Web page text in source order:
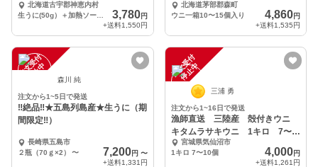
北海道古宇郡神恵内村
3,780円
+送料1,550円
北海道茅部郡森町
ウニ一箱10〜15個入り
4,860円
+送料1,535円
注
文
受
付
停
止
中 森川 純
注文から1~5日で発送
‼絶品‼★五島列島産★生うに（期
間限定‼）
長崎県五島市
２瓶（70ｇ×2）
〜 7,200円 〜
+送料1,331円
注
文
受
付
停
止
中
三浦 勇
注文から1~16日で発送
漁師直送 三陸産 殻付きウニ
キタムラサキウニ 1キロ 7〜
10個宮城県気仙沼市
1キロ 7〜10個
4,000円
+送料1,261円